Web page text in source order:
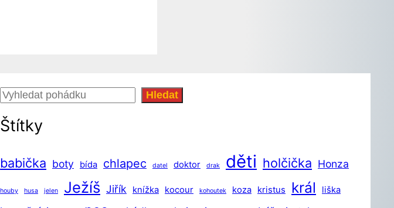
Hledat Hledat
Štítky
babička boty bída chlapec datel doktor drak děti holčička Honza
houby husa jelen Ježíš Jiřík knížka kocour kohoutek koza kristus král liška